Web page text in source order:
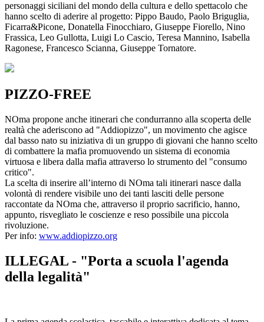
personaggi siciliani del mondo della cultura e dello spettacolo che
hanno scelto di aderire al progetto: Pippo Baudo, Paolo Briguglia,
Ficarra&Picone, Donatella Finocchiaro, Giuseppe Fiorello, Nino
Frassica, Leo Gullotta, Luigi Lo Cascio, Teresa Mannino, Isabella
Ragonese, Francesco Scianna, Giuseppe Tornatore.
PIZZO-FREE
NOma propone anche itinerari che condurranno alla scoperta delle
realtà che aderiscono ad "Addiopizzo", un movimento che agisce
dal basso nato su iniziativa di un gruppo di giovani che hanno scelto
di combattere la mafia promuovendo un sistema di economia
virtuosa e libera dalla mafia attraverso lo strumento del "consumo
critico".
La scelta di inserire all’interno di NOma tali itinerari nasce dalla
volontà di rendere visibile uno dei tanti lasciti delle persone
raccontate da NOma che, attraverso il proprio sacrificio, hanno,
appunto, risvegliato le coscienze e reso possibile una piccola
rivoluzione.
Per info: www.addiopizzo.org
ILLEGAL - "Porta a scuola l'agenda
della legalità"